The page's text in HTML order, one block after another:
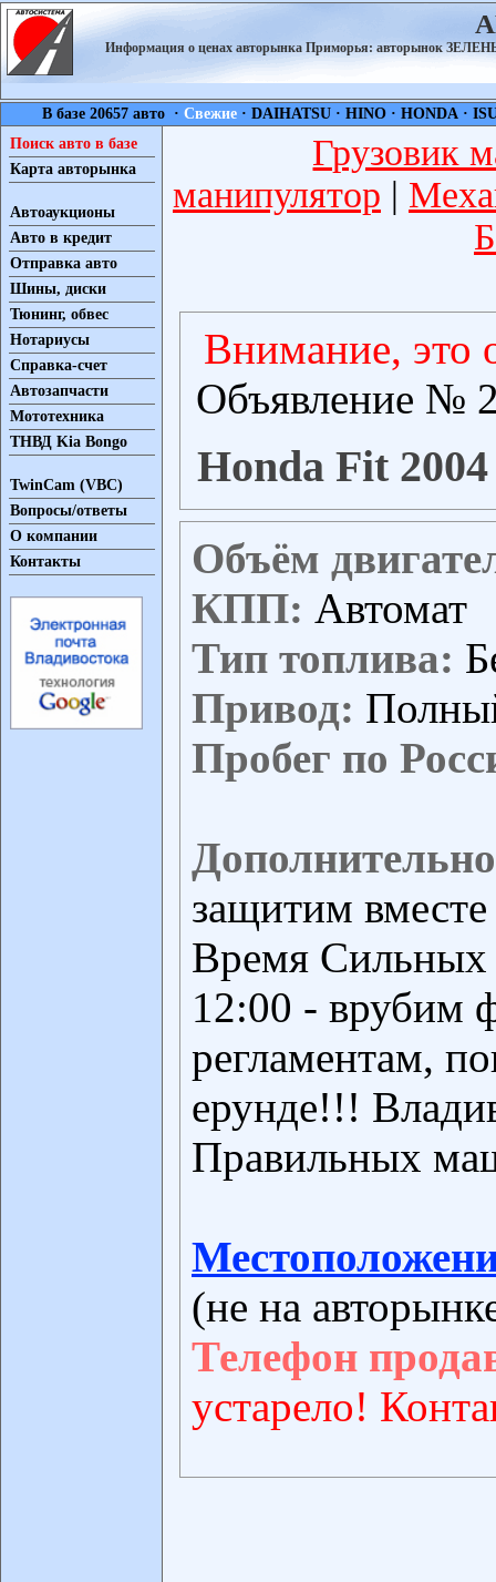
Информация о ценах авторынка Приморья: авторынок
В базе 20657 авто ·Свежие ·DAIHATSU ·HINO ·HONDA ·
Поиск авто в базе
Карта авторынка
Автоаукционы
Авто в кредит
Отправка авто
Шины, диски
Тюнинг, обвес
Нотариусы
Справка-счет
Автозапчасти
Мототехника
ТНВД Kia Bongo
TwinCam (VBC)
Вопросы/ответы
О компании
Контакты
Грузовик
манипулятор |
Внимание, это
Объявление №
Honda Fit
Объём
КПП: Автомат
Тип топлива:
Привод:
Пробег по
защитим
Время Сильных
12:00 - врубим
регламентам,
ерунде!!!
Правильных
(не на
Телефон
устарело!